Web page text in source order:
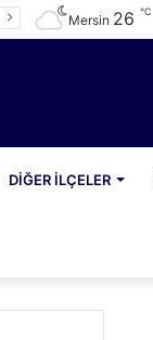
Mersin 26 ℃
DIĞER İLÇELER